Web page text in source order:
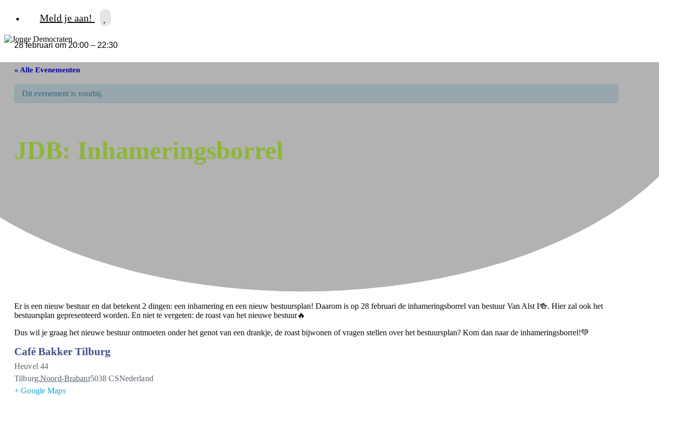
Meld je aan!
« Alle Evenementen
Dit evenement is voorbij.
JDB: Inhameringsborrel
28 februari om 20:00 – 22:30
Er is een nieuw bestuur en dat betekent 2 dingen: een inhamering en een nieuw bestuursplan! Daarom is op 28 februari de inhameringsborrel van bestuur Van Alst I🍻. Hier zal ook het
bestuursplan gepresenteerd worden. En niet te vergeten: de roast van het nieuwe bestuur🔥
Dus wil je graag het nieuwe bestuur ontmoeten onder het genot van een drankje, de roast bijwonen of vragen stellen over het bestuursplan? Kom dan naar de inhameringsborrel!💚
Café Bakker Tilburg
Heuvel 44
Tilburg,Noord-Brabant5038 CSNederland
+ Google Maps